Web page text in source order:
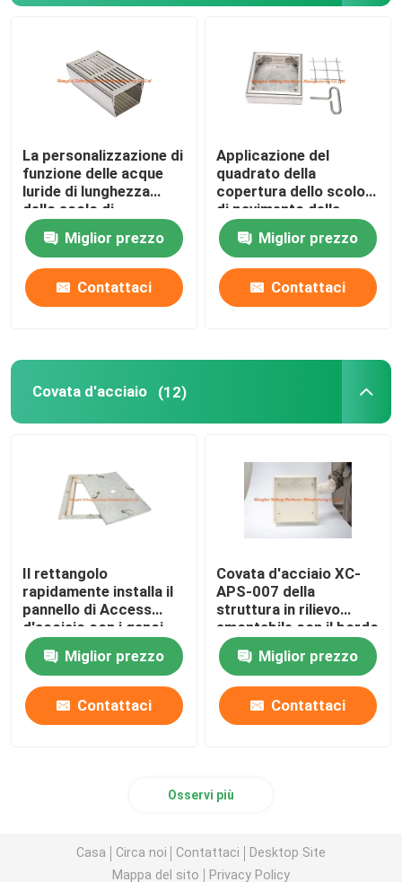
La personalizzazione di
funzione delle acque
luride di lunghezza
dello scolo di
pavimento dell'acciaio
inossidabile 0.5m
accetta
Miglior prezzo
Contattaci
Applicazione del
quadrato della
copertura dello scolo
di pavimento della
fusion d'alluminio in
pavimentoMiglior prezzo
Contattaci
Covata d'acciaio (12)
Il rettangolo
rapidamente installa il
pannello di Access
d'acciaio con i ganci
pesanti della covata
quattroMiglior prezzo
Contattaci
Covata d'acciaio XC-
APS-007 della
struttura in rilievo
smontabile con il bordo
di legno di Brown
Miglior prezzo
Contattaci
Osservi più
Casa Circa noi Contattaci
Desktop Site
Mappa del sito
Privacy Policy